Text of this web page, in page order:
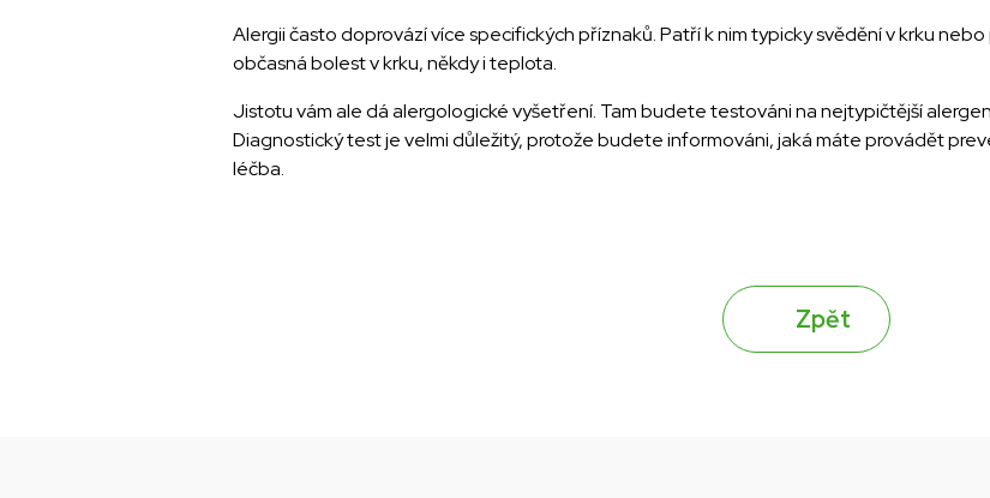
Alergii často doprovází více specifických příznaků. Patří k nim typicky svědění v krku
občasná bolest v krku, někdy i teplota.
Jistotu vám ale dá alergologické vyšetření. Tam budete testováni na nejtypičtější
Diagnostický test je velmi důležitý, protože budete informováni, jaká máte provádět
léčba.
Zpět